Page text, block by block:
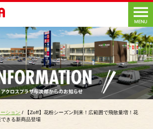
ション / 【Zoff】花粉シーズン到来！広範囲で飛散量増！花
きる新商品登場